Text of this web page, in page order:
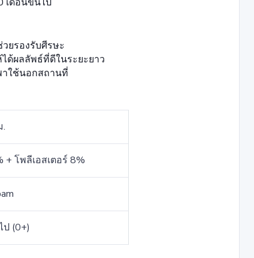
ยรองรับศีรษะ
ด้ผลลัพธ์ที่ดีในระยะยาว
ใช้นอกสถานที่
+ โพลีเอสเตอร์ 8%
ป (0+)